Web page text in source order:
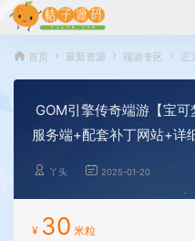
首页 最新资源 端游专区 正
GOM引擎传奇端游【宝
服务端+配套补丁网站+详
丫头 2025-01-20
¥ 30 米粒